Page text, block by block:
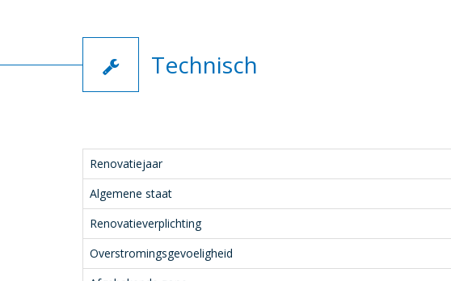
Technisch
Renovatiejaar
Algemene staat
Renovatieverplichting
Overstromingsgevoeligheid